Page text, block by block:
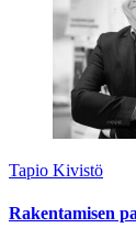
Tapio Kivistö
Rakentamisen